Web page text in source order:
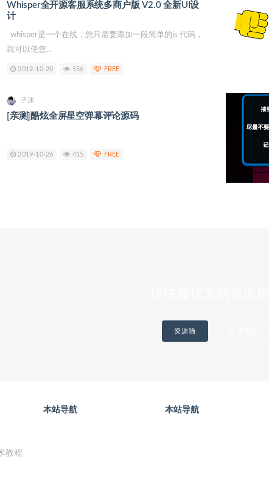
Whisper全开源客服系统多商户版 V2.0 全新UI设
计
whisper是一个在线，您只需要添加一段简单的js 代码，
就可以使您...
2019-10-20 556 FREE
子沫
[亲测]酷炫全屏星空弹幕评论源码
2019-10-26 415 FREE
资源猫
教程
本站导航 本站导航